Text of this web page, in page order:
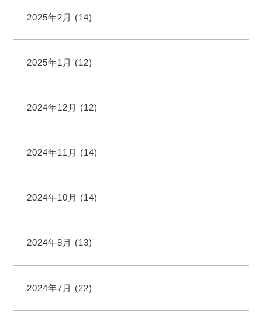
2025年2月 (14)
2025年1月 (12)
2024年12月 (12)
2024年11月 (14)
2024年10月 (14)
2024年8月 (13)
2024年7月 (22)